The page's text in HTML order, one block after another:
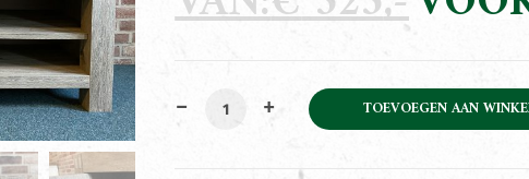
prijs
€ 525.
Tv Meubel Maxima Lamulux 125cm
TOEVOEGEN AAN